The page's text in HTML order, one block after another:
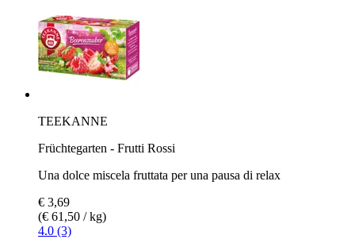
TEEKANNE
Früchtegarten - Frutti Rossi
Una dolce miscela fruttata per una pausa di relax
€ 3,69
(€ 61,50 / kg)
4.0 (3)